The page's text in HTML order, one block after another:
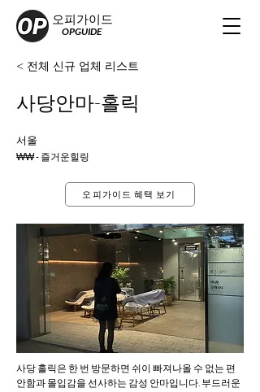
오피가이드
OPGUIDE
< 전체 신규 업체 리스트
사당안마-홀릭
서울
₩₩ - 즐거운힐링
오피가이드 혜택 보기
사당 홀릭은 한 번 방문하면 쉬이 빠져나올 수 없는 편
안함과 몰입감을 선사하는 감성 안마입니다. 부드러운